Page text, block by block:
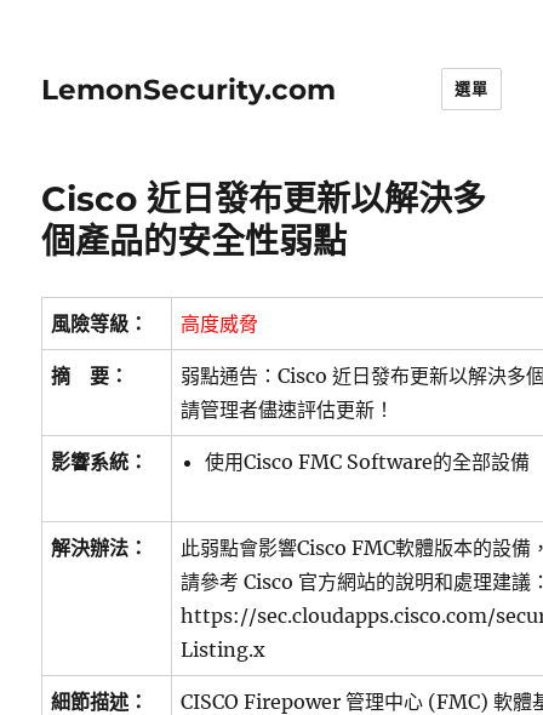
LemonSecurity.com 選單
Cisco 近日發布更新以解決多
個產品的安全性弱點
風險等級： 高度威脅
摘 要：
弱點通告：Cisco 近日發布更新以解決多
請管理者儘速評估更新！
影響系統： 使用Cisco FMC Software的全部設備
解決辦法：
此弱點會影響Cisco FMC軟體版本的設備
請參考 Cisco 官方網站的說明和處理建議
https://sec.cloudapps.cisco.com/
Listing.x
細節描述：
CISCO Firepower 管理中心 (FMC) 軟體